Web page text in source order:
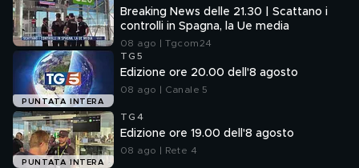
Breaking News delle 21.30 | Scattano i
controlli in Spagna, la Ue media
08 ago | Tgcom24
PUNTATA INTERA
TG5
Edizione ore 20.00 dell'8 agosto
08 ago | Canale 5
PUNTATA INTERA
TG4
Edizione ore 19.00 dell'8 agosto
08 ago | Rete 4